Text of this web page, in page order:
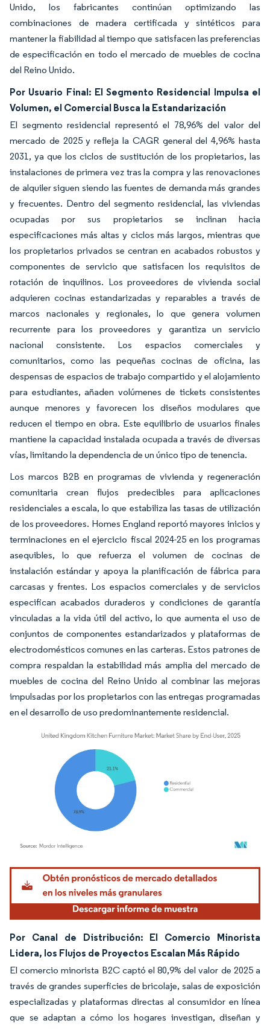
Unido, los fabricantes continúan optimizando las
combinaciones de madera certificada y sintéticos para
mantener la fiabilidad al tiempo que satisfacen las preferencias
de especificación en todo el mercado de muebles de cocina
del Reino Unido.
Por Usuario Final: El Segmento Residencial Impulsa el
Volumen, el Comercial Busca la Estandarización
El segmento residencial representó el 78,96% del valor del
mercado de 2025 y refleja la CAGR general del 4,96% hasta
2031, ya que los ciclos de sustitución de los propietarios, las
instalaciones de primera vez tras la compra y las renovaciones
de alquiler siguen siendo las fuentes de demanda más grandes
y frecuentes. Dentro del segmento residencial, las viviendas
ocupadas por sus propietarios se inclinan hacia
especificaciones más altas y ciclos más largos, mientras que
los propietarios privados se centran en acabados robustos y
componentes de servicio que satisfacen los requisitos de
rotación de inquilinos. Los proveedores de vivienda social
adquieren cocinas estandarizadas y reparables a través de
marcos nacionales y regionales, lo que genera volumen
recurrente para los proveedores y garantiza un servicio
nacional consistente. Los espacios comerciales y
comunitarios, como las pequeñas cocinas de oficina, las
despensas de espacios de trabajo compartido y el alojamiento
para estudiantes, añaden volúmenes de tickets consistentes
aunque menores y favorecen los diseños modulares que
reducen el tiempo en obra. Este equilibrio de usuarios finales
mantiene la capacidad instalada ocupada a través de diversas
vías, limitando la dependencia de un único tipo de tenencia.
Los marcos B2B en programas de vivienda y regeneración
comunitaria crean flujos predecibles para aplicaciones
residenciales a escala, lo que estabiliza las tasas de utilización
de los proveedores. Homes England reportó mayores inicios y
terminaciones en el ejercicio fiscal 2024-25 en los programas
asequibles, lo que refuerza el volumen de cocinas de
instalación estándar y apoya la planificación de fábrica para
carcasas y frentes. Los espacios comerciales y de servicios
especifican acabados duraderos y condiciones de garantía
vinculadas a la vida útil del activo, lo que aumenta el uso de
conjuntos de componentes estandarizados y plataformas de
electrodomésticos comunes en las carteras. Estos patrones de
compra respaldan la estabilidad más amplia del mercado de
muebles de cocina del Reino Unido al combinar las mejoras
impulsadas por los propietarios con las entregas programadas
en el desarrollo de uso predominantemente residencial.
Imagen © Mordor Intelligence. El uso requiere atribución según CC BY 4.0.
Por Canal de Distribución: El Comercio Minorista
Lidera, los Flujos de Proyectos Escalan Más Rápido
El comercio minorista B2C captó el 80,9% del valor de 2025 a
través de grandes superficies de bricolaje, salas de exposición
especializadas y plataformas directas al consumidor en línea
que se adaptan a cómo los hogares investigan, diseñan y